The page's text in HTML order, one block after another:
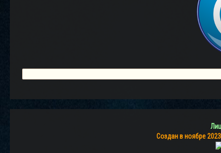
Создан в ноябре